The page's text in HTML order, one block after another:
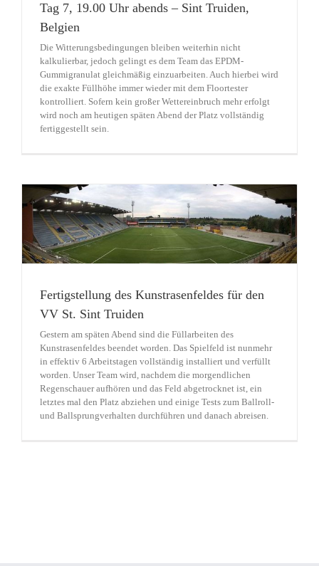
Tag 7, 19.00 Uhr abends – Sint Truiden,
Belgien
Die Witterungsbedingungen bleiben weiterhin nicht
kalkulierbar, jedoch gelingt es dem Team das EPDM-
Gummigranulat gleichmäßig einzuarbeiten. Auch hierbei wird
die exakte Füllhöhe immer wieder mit dem Floortester
kontrolliert. Sofern kein großer Wettereinbruch mehr erfolgt
wird noch am heutigen späten Abend der Platz vollständig
fertiggestellt sein.
Fertigstellung des Kunstrasenfeldes für den
VV St. Sint Truiden
Gestern am späten Abend sind die Füllarbeiten des
Kunstrasenfeldes beendet worden. Das Spielfeld ist nunmehr
in effektiv 6 Arbeitstagen vollständig installiert und verfüllt
worden. Unser Team wird, nachdem die morgendlichen
Regenschauer aufhören und das Feld abgetrocknet ist, ein
letztes mal den Platz abziehen und einige Tests zum Ballroll-
und Ballsprungverhalten durchführen und danach abreisen.